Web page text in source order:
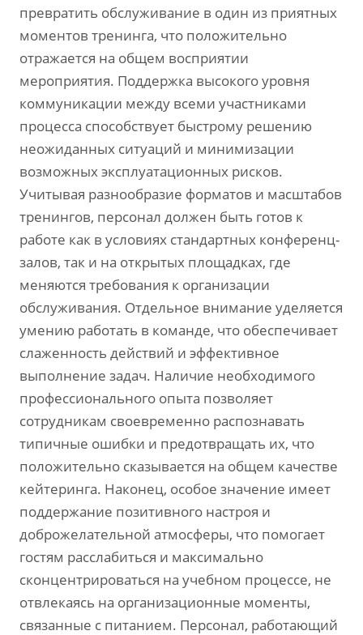
превратить обслуживание в один из приятных
моментов тренинга, что положительно
отражается на общем восприятии
мероприятия. Поддержка высокого уровня
коммуникации между всеми участниками
процесса способствует быстрому решению
неожиданных ситуаций и минимизации
возможных эксплуатационных рисков.
Учитывая разнообразие форматов и масштабов
тренингов, персонал должен быть готов к
работе как в условиях стандартных конференц-
залов, так и на открытых площадках, где
меняются требования к организации
обслуживания. Отдельное внимание уделяется
умению работать в команде, что обеспечивает
слаженность действий и эффективное
выполнение задач. Наличие необходимого
профессионального опыта позволяет
сотрудникам своевременно распознавать
типичные ошибки и предотвращать их, что
положительно сказывается на общем качестве
кейтеринга. Наконец, особое значение имеет
поддержание позитивного настроя и
доброжелательной атмосферы, что помогает
гостям расслабиться и максимально
сконцентрироваться на учебном процессе, не
отвлекаясь на организационные моменты,
связанные с питанием. Персонал, работающий